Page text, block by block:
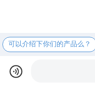
可以介绍下你们的产品么？